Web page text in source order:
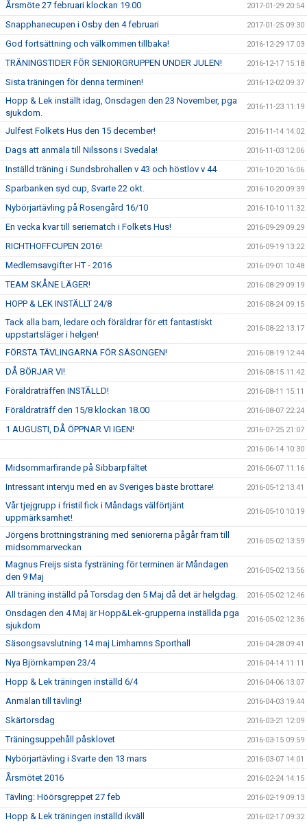
Årsmöte 27 februari klockan 19.00 2017-01-29 20:54
Snapphanecupen i Osby den 4 februari 2017-01-25 09:30
God fortsättning och välkommen tillbaka! 2016-12-29 17:03
TRÄNINGSTIDER FÖR SENIORGRUPPEN UNDER JULEN! 2016-12-17 15:18
Sista träningen för denna terminen! 2016-12-02 09:37
Hopp & Lek inställt idag, Onsdagen den 23 November, pga
sjukdom.
2016-11-23 11:19
Julfest Folkets Hus den 15 december! 2016-11-14 14:02
Dags att anmäla till Nilssons i Svedala! 2016-11-03 12:06
Inställd träning i Sundsbrohallen v 43 och höstlov v 44 2016-10-20 16:06
Sparbanken syd cup, Svarte 22 okt. 2016-10-20 09:39
Nybörjartävling på Rosengård 16/10 2016-10-10 11:32
En vecka kvar till seriematch i Folkets Hus! 2016-09-29 09:29
RICHTHOFFCUPEN 2016! 2016-09-19 13:22
Medlemsavgifter HT - 2016 2016-09-01 10:48
TEAM SKÅNE LÄGER! 2016-08-29 09:19
HOPP & LEK INSTÄLLT 24/8 2016-08-24 09:15
Tack alla barn, ledare och föräldrar för ett fantastiskt
uppstartsläger i helgen!
2016-08-22 13:17
FÖRSTA TÄVLINGARNA FÖR SÄSONGEN! 2016-08-19 12:44
DÅ BÖRJAR VI! 2016-08-15 11:42
Föräldraträffen INSTÄLLD! 2016-08-11 15:11
Föräldraträff den 15/8 klockan 18.00 2016-08-07 22:24
1 AUGUSTI, DÅ ÖPPNAR VI IGEN! 2016-07-25 21:07
2016-06-14 10:30
Midsommarfirande på Sibbarpfältet 2016-06-07 11:16
Intressant intervju med en av Sveriges bäste brottare! 2016-05-12 13:41
Vår tjejgrupp i fristil fick i Måndags välförtjänt
uppmärksamhet!
2016-05-10 10:19
Jörgens brottningsträning med seniorerna pågår fram till
midsommarveckan
2016-05-02 13:59
Magnus Freijs sista fysträning för terminen är Måndagen
den 9 Maj
2016-05-02 13:56
All träning inställd på Torsdag den 5 Maj då det är helgdag. 2016-05-02 12:46
Onsdagen den 4 Maj är Hopp&Lek-grupperna inställda pga
sjukdom
2016-05-02 12:36
Säsongsavslutning 14 maj Limhamns Sporthall 2016-04-28 09:41
Nya Björnkampen 23/4 2016-04-14 11:11
Hopp & Lek träningen inställd 6/4 2016-04-06 13:07
Anmälan till tävling! 2016-04-03 19:44
Skärtorsdag 2016-03-21 12:09
Träningsuppehåll påsklovet 2016-03-15 09:59
Nybörjartävling i Svarte den 13 mars 2016-03-07 14:01
Årsmötet 2016 2016-02-24 14:15
Tävling: Höörsgreppet 27 feb 2016-02-19 09:13
Hopp & Lek träningen inställd ikväll 2016-02-17 09:32